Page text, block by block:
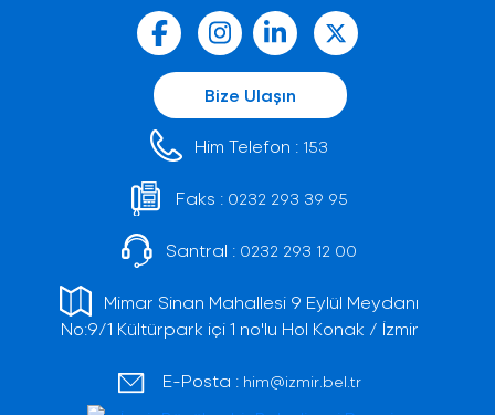
Bize Ulaşın
Him Telefon : 153
Faks : 0232 293 39 95
Santral : 0232 293 12 00
Mimar Sinan Mahallesi 9 Eylül Meydanı
No:9/1 Kültürpark içi 1 no'lu Hol Konak / İzmir
E-Posta : him@izmir.bel.tr